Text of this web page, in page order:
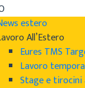
estero
All’Estero
Eures TMS
Lavoro
Stage e tirocini